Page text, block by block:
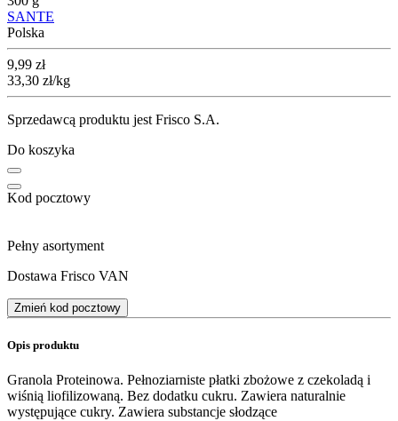
SANTE
Polska
Cena
9,99 zł
33,30 zł/kg
Sprzedawcą produktu jest Frisco S.A.
Do koszyka
Kod pocztowy
Pełny asortyment
Dostawa Frisco VAN
Zmień kod pocztowy
Opis produktu
Granola Proteinowa. Pełnoziarniste płatki zbożowe z czekoladą i
wiśnią liofilizowaną. Bez dodatku cukru. Zawiera naturalnie
występujące cukry. Zawiera substancje słodzące